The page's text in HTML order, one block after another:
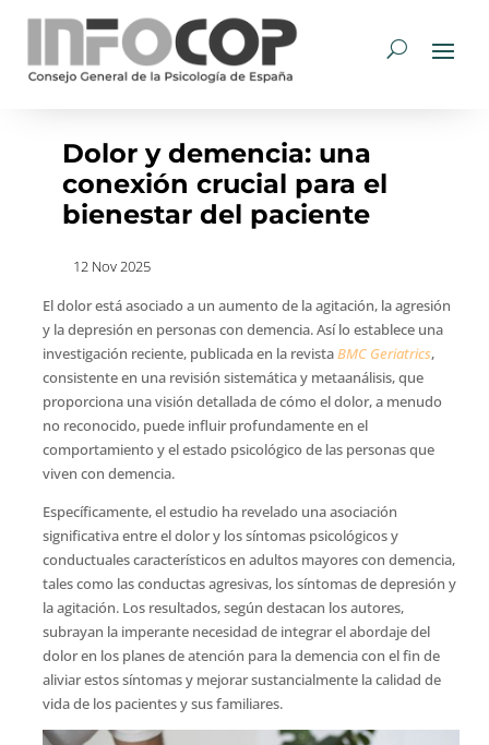
Dolor y demencia: una
conexión crucial para el
bienestar del paciente
12 Nov 2025
El dolor está asociado a un aumento de la agitación, la agresión
y la depresión en personas con demencia. Así lo establece una
investigación reciente, publicada en la revistaBMC Geriatrics,
consistente en una revisión sistemática y metaanálisis, que
proporciona una visión detallada de cómo el dolor, a menudo
no reconocido, puede influir profundamente en el
comportamiento y el estado psicológico de las personas que
viven con demencia.
Específicamente, el estudio ha revelado una asociación
significativa entre el dolor y los síntomas psicológicos y
conductuales característicos en adultos mayores con demencia,
tales como las conductas agresivas, los síntomas de depresión y
la agitación. Los resultados, según destacan los autores,
subrayan la imperante necesidad de integrar el abordaje del
dolor en los planes de atención para la demencia con el fin de
aliviar estos síntomas y mejorar sustancialmente la calidad de
vida de los pacientes y sus familiares.